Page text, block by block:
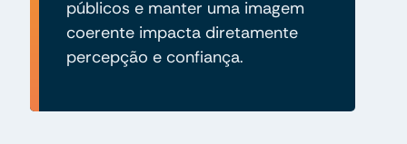
públicos e manter uma imagem
coerente impacta diretamente
percepção e confiança.